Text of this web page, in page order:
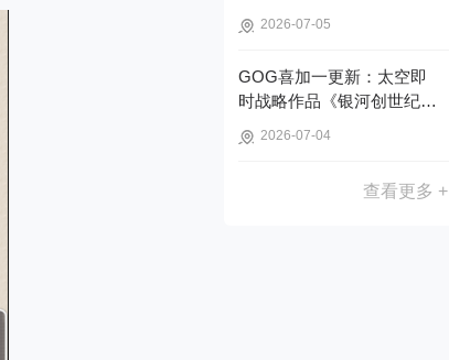
2026-07-05
GOG喜加一更新：太空即
时战略作品《银河创世纪：
2026-07-04
查看更多 +